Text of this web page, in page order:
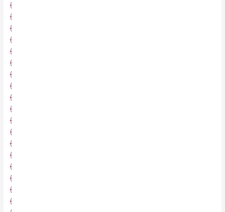
(
(
(
(
(
(
(
(
(
(
(
(
(
(
(
(
(
(